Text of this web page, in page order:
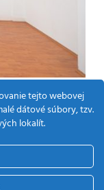
vyhradené |
holding, a. s.
tejto webovej
dátové súbory, tzv.
lokalít.